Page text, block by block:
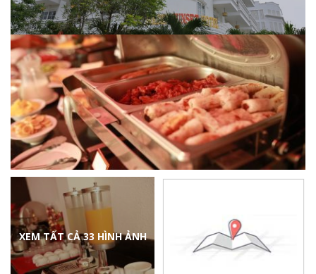
XEM TẤT CẢ 33 HÌNH ẢNH